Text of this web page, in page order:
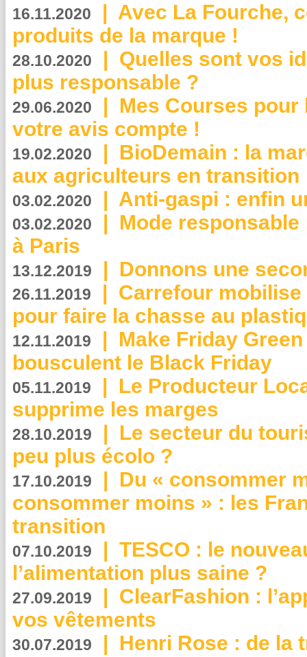
16.11.2020 | Avec La Fourche,
produits de la marque !
28.10.2020 | Quelles sont vos
plus responsable ?
29.06.2020 | Mes Courses pour
votre avis compte !
19.02.2020 | BioDemain : la
aux agriculteurs en transition
03.02.2020 | Anti-gaspi : enfin
03.02.2020 | Mode
à Paris
13.12.2019 | Donnons une
26.11.2019 | Carrefour
pour faire la chasse au
12.11.2019 | Make Friday
bousculent le Black Friday
05.11.2019 | Le Producteur
supprime les marges
28.10.2019 | Le secteur du
peu plus écolo ?
17.10.2019 | Du « consommer
consommer moins » : les
transition
07.10.2019 | TESCO : le
l’alimentation plus saine ?
27.09.2019 | ClearFashion :
vos vêtements
30.07.2019 | Henri Rose : de la